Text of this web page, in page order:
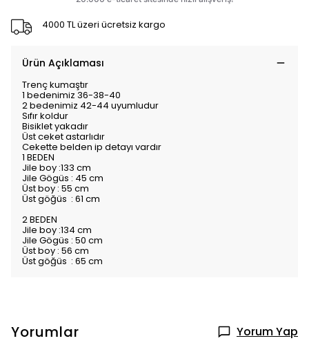
4000 TL üzeri ücretsiz kargo
Ürün Açıklaması
Trenç kumaştır
1 bedenimiz 36-38-40
2 bedenimiz 42-44 uyumludur
Sıfır koldur
Bisiklet yakadır
Üst ceket astarlıdır
Cekette belden ip detayı vardır
1 BEDEN
Jile boy :133 cm
Jile Gögüs : 45 cm
Üst boy : 55 cm
Üst göğüs : 61 cm
2 BEDEN
Jile boy :134 cm
Jile Gögüs : 50 cm
Üst boy : 56 cm
Üst göğüs : 65 cm
Yorumlar Yorum Yap